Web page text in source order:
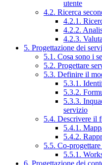
utente
4.2. Ricerca
4.2.1.
4.2.2.
4.2.3.
5. Progettazione dei
5.1. Cosa sono i
5.2. Progettare
5.3. Definire il
5.3.1.
5.3.2.
5.3.3.
servizio
5.4. Descrivere il
5.4.1.
5.4.2.
5.5. Co-
5.5.1.
6. Progettazione dei